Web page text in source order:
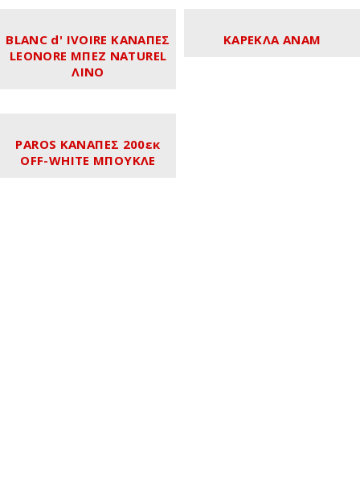
BLANC d' IVOIRE ΚΑΝΑΠΕΣ
LEONORE ΜΠΕΖ NATUREL
ΛΙΝΟ
ΚΑΡΕΚΛΑ ANAM
PAROS ΚΑΝΑΠΕΣ 200εκ
OFF-WHITE ΜΠΟΥΚΛΕ